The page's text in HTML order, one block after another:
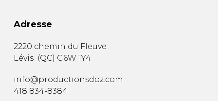
Adresse
2220 chemin du Fleuve
Lévis (QC) G6W 1Y4
info@productionsdoz.com
418 834-8384